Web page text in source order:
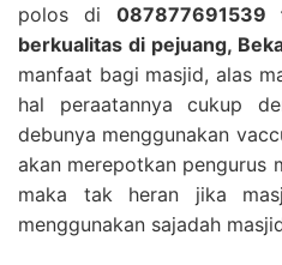
polos di
berkualitas di pejuang,
manfaat bagi masjid, alas
hal peraatannya cukup
debunya menggunakan
akan merepotkan pengurus
maka tak heran jika
menggunakan sajadah